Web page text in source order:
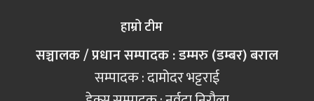
हाम्रो टीम
सञ्चालक / प्रधान सम्पादक : डम्मरु (डम्बर) बराल
सम्पादक : दामोदर भट्टराई